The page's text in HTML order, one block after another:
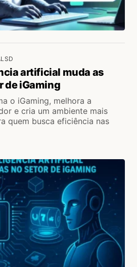
SD
artificial muda as
de iGaming
o iGaming, melhora a
e cria um ambiente mais
quem busca eficiência nas